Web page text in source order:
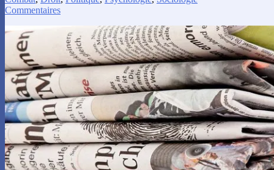
Commentaires